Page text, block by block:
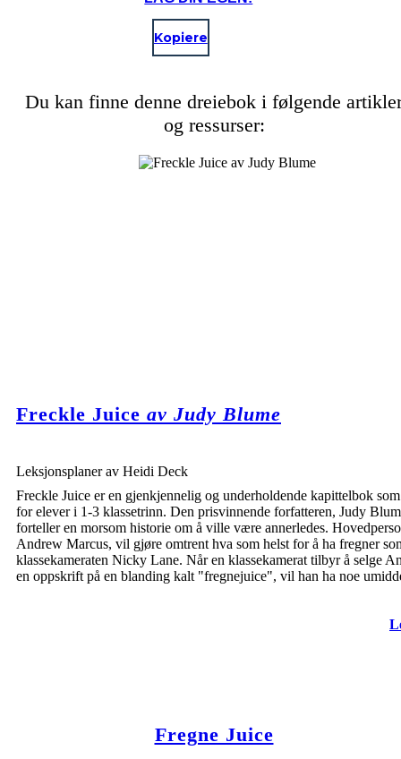
Kopiere
Du kan finne denne dreiebok i følgende
og ressurser:
Freckle Juice av Judy Blume
Leksjonsplaner av Heidi Deck
Freckle Juice er en gjenkjennelig og underholdende kapittelbok som
for elever i 1-3 klassetrinn. Den prisvinnende forfatteren, Judy
forteller en morsom historie om å ville være annerledes.
Andrew Marcus, vil gjøre omtrent hva som helst for å ha fregner
klassekameraten Nicky Lane. Når en klassekamerat tilbyr å selge
en oppskrift på en blanding kalt "fregnejuice", vil han ha noe
Fregne Juice